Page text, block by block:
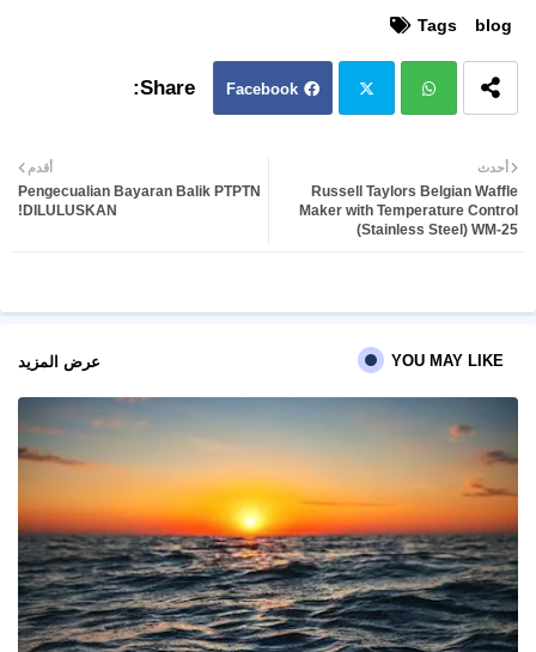
Tags blog
Facebook
ter atsa
أحدث
Russell Taylors Belgian Waffle
Maker with Temperature Control
(Stainless Steel) WM-25
أقدم
Pengecualian Bayaran Balik PTPTN
DILULUSKAN!
YOU MAY LIKE عرض المزيد